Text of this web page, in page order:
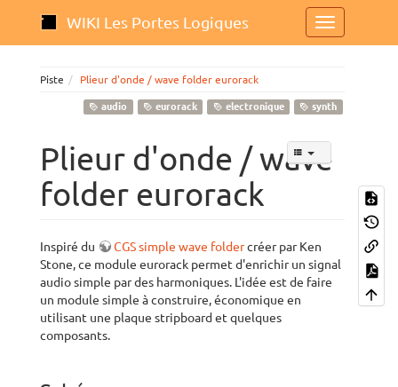
WIKI Les Portes Logiques
Piste Plieur d'onde / wave folder eurorack
audio eurorack electronique synth
Plieur d'onde / wave
folder eurorack
Inspiré du CGS simple wave foldercréer par Ken
Stone, ce module eurorack permet d'enrichir un signal
audio simple par des harmoniques. L'idée est de faire
un module simple à construire, économique en
utilisant une plaque stripboard et quelques
composants.